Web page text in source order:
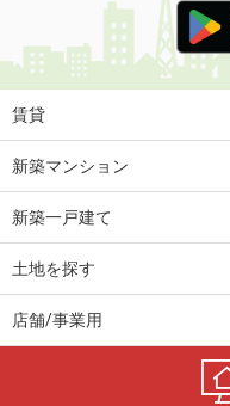
賃貸
新築マンション
新築一戸建て
土地を探す
店舗/事業用